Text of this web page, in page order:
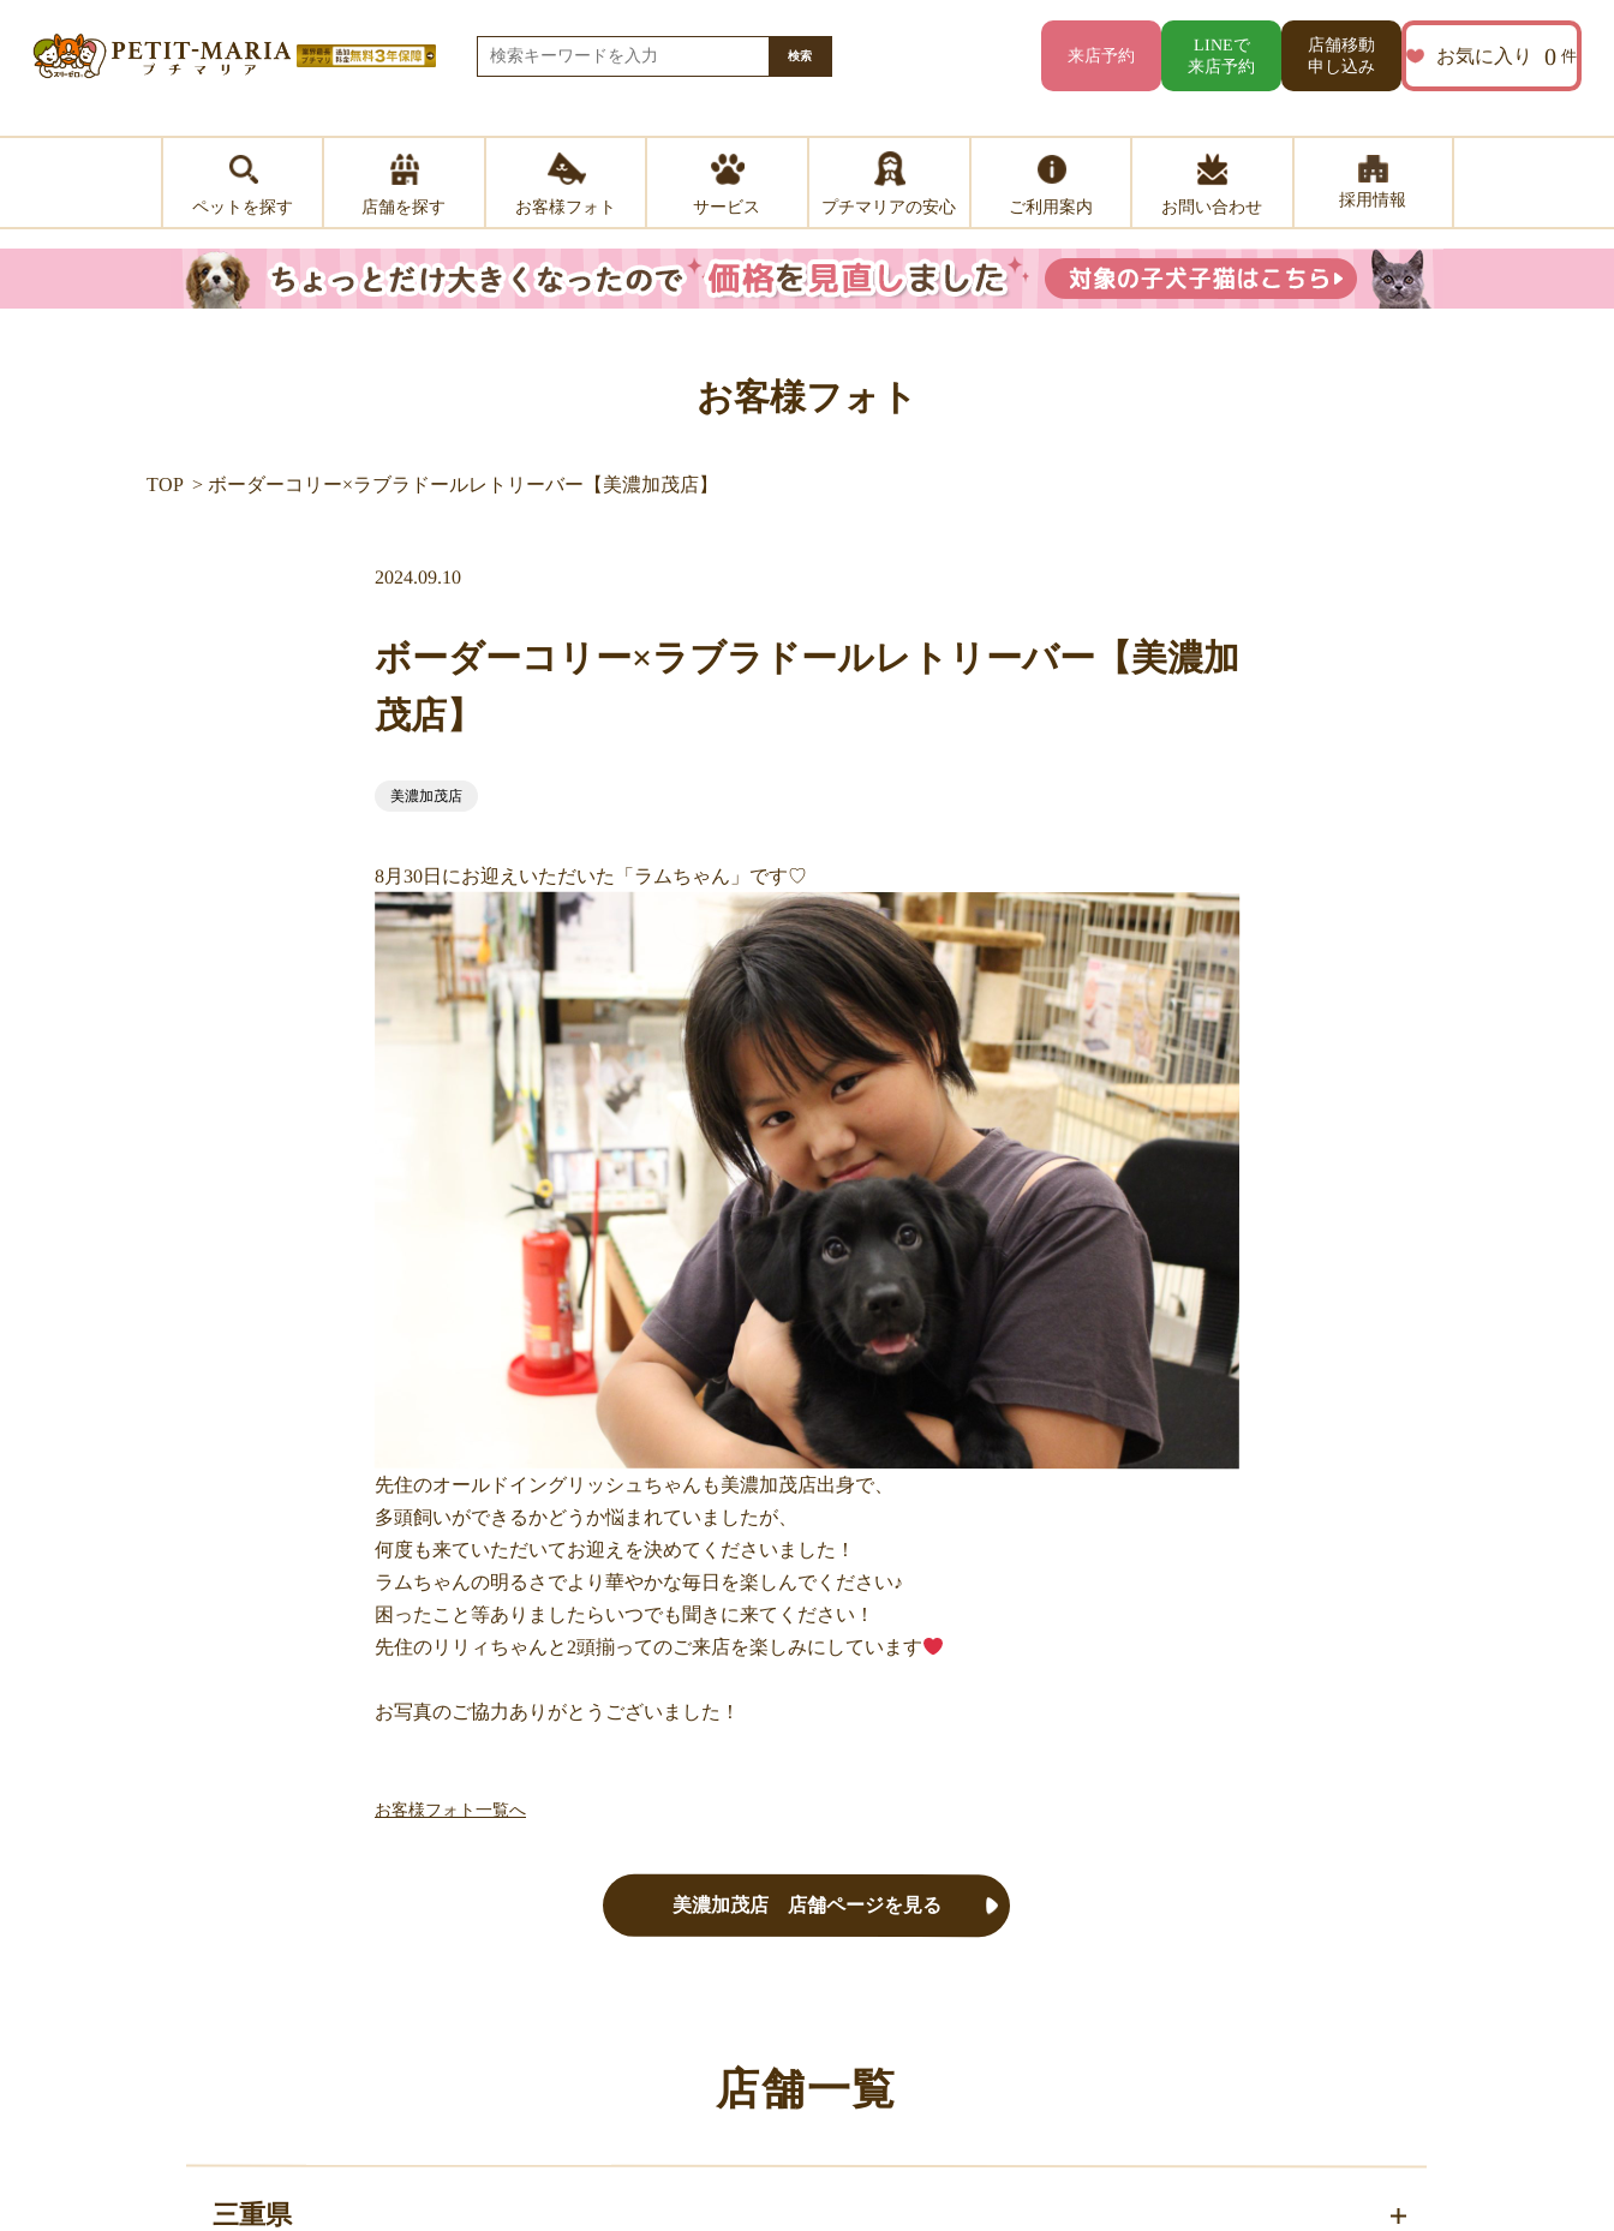
検索 来店予約
LINEで
来店予約
店舗移動
申し込み
お気に入り 0 件
ペットを探す 店舗を探す お客様フォト サービス プチマリアの安心 ご利用案内 お問い合わせ 採用情報
お客様フォト
TOP ボーダーコリー×ラブラドールレトリーバー【美濃加茂店】
2024.09.10
ボーダーコリー×ラブラドールレトリーバー【美濃加
茂店】
美濃加茂店
8月30日にお迎えいただいた「ラムちゃん」です♡
先住のオールドイングリッシュちゃんも美濃加茂店出身で、
多頭飼いができるかどうか悩まれていましたが、
何度も来ていただいてお迎えを決めてくださいました！
ラムちゃんの明るさでより華やかな毎日を楽しんでください♪
困ったこと等ありましたらいつでも聞きに来てください！
先住のリリィちゃんと2頭揃ってのご来店を楽しみにしています
お写真のご協力ありがとうございました！
お客様フォト一覧へ
美濃加茂店 店舗ページを見る
店舗一覧
三重県